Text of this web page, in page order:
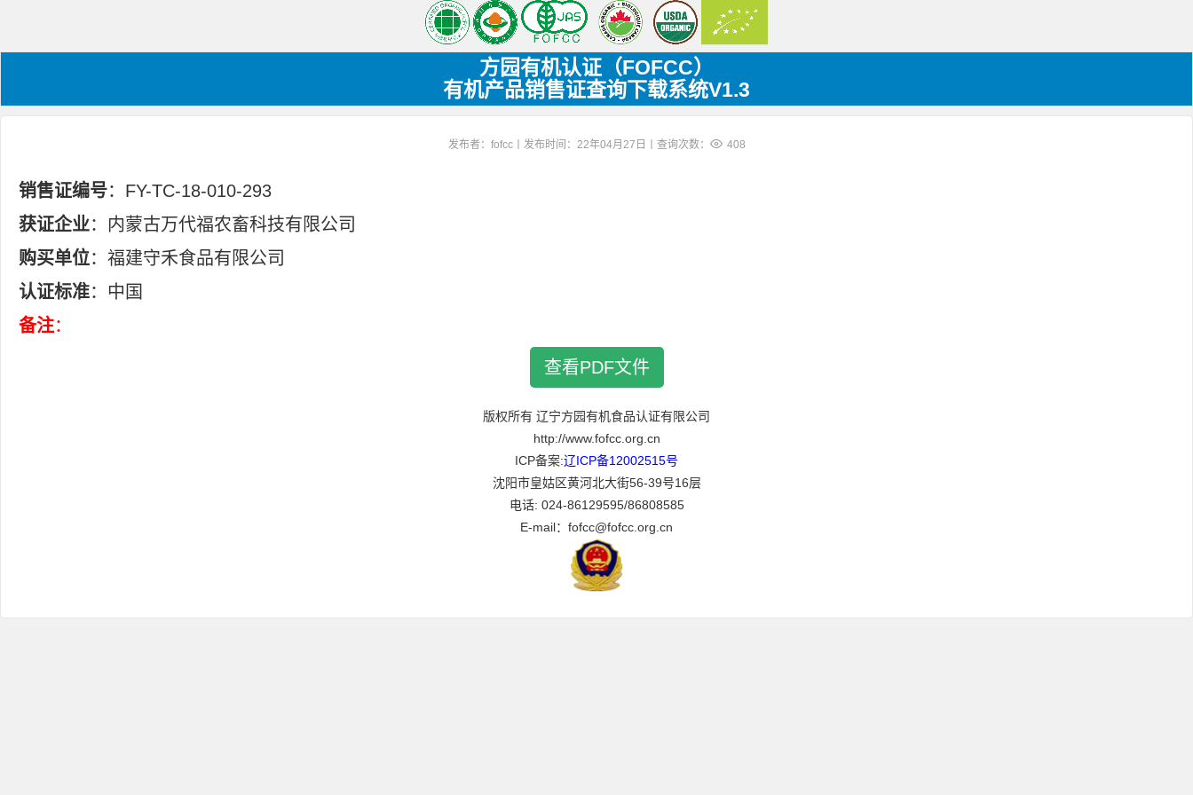
方园有机认证（FOFCC）
有机产品销售证查询下载系统V1.3
发布者：fofcc丨发布时间：22年04月27日丨查询次数： 408
销售证编号：FY-TC-18-010-293
获证企业：内蒙古万代福农畜科技有限公司
购买单位：福建守禾食品有限公司
认证标准：中国
备注：
查看PDF文件
版权所有 辽宁方园有机食品认证有限公司
http://www.fofcc.org.cn
ICP备案:辽ICP备12002515号
沈阳市皇姑区黄河北大街56-39号16层
电话: 024-86129595/86808585
E-mail：fofcc@fofcc.org.cn